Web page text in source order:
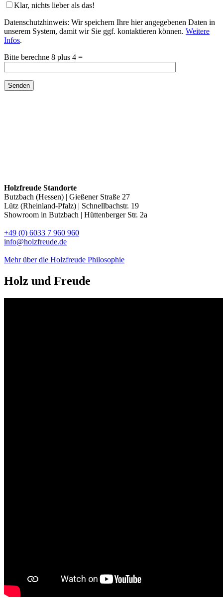
Klar, nichts lieber als das!
Datenschutzhinweis: Wir speichern Ihre hier angegebenen Daten in
unserem System, damit wir Sie ggf. kontaktieren können. Weitere
Infos.
Bitte lasse dieses Feld leer.
Bitte berechne 8 plus 4 =
Holzfreude Standorte
Butzbach (Hessen) | Gießener Straße 27
Lütz (Rheinland-Pfalz) | Schnellbachstr. 19
Showroom in Butzbach | Hüttenberger Str. 2a
+49 (0) 6033 7 960 960
info@holzfreude.de
Mehr über die Holzfreude Philosophie
Holz und Freude